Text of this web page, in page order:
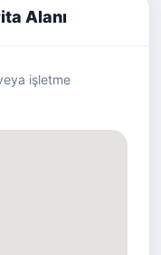
Alanı
işletme